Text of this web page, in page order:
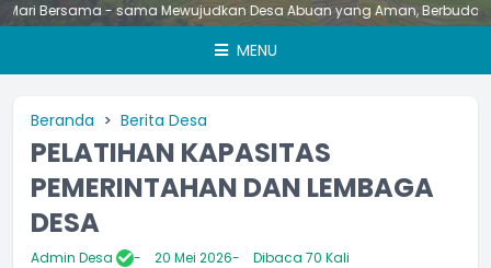
- sama Mewujudkan Desa Abuan yang Aman, Berbudaya, Unggul,
MENU
Beranda Berita Desa
PELATIHAN KAPASITAS
PEMERINTAHAN DAN LEMBAGA
DESA
Admin Desa 20 Mei 2026 Dibaca 70 Kali